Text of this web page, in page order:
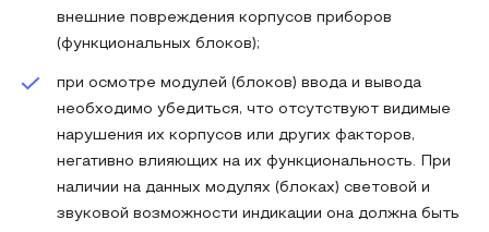
внешние повреждения корпусов приборов
(функциональных блоков);
при осмотре модулей (блоков) ввода и вывода
необходимо убедиться, что отсутствуют видимые
нарушения их корпусов или других факторов,
негативно влияющих на их функциональность. При
наличии на данных модулях (блоках) световой и
звуковой возможности индикации она должна быть